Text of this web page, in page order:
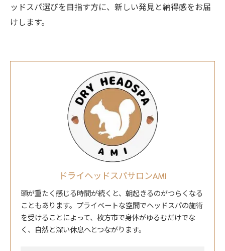
ッドスパ選びを目指す方に、新しい発見と納得感をお届
けします。
ドライヘッドスパサロンAMI
頭が重たく感じる時間が続くと、朝起きるのがつらくなる
こともあります。プライベートな空間でヘッドスパの施術
を受けることによって、枚方市で身体がゆるむだけでな
く、自然と深い休息へとつながります。